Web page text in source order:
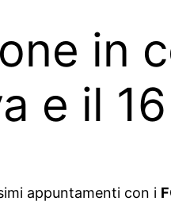
in
e il
appuntamenti con i